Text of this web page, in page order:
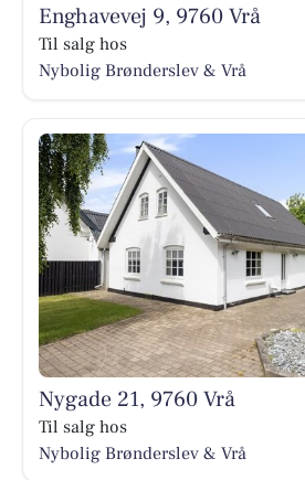
Enghavevej 9, 9760 Vrå
Til salg hos
Nybolig Brønderslev & Vrå
Nygade 21, 9760 Vrå
Til salg hos
Nybolig Brønderslev & Vrå